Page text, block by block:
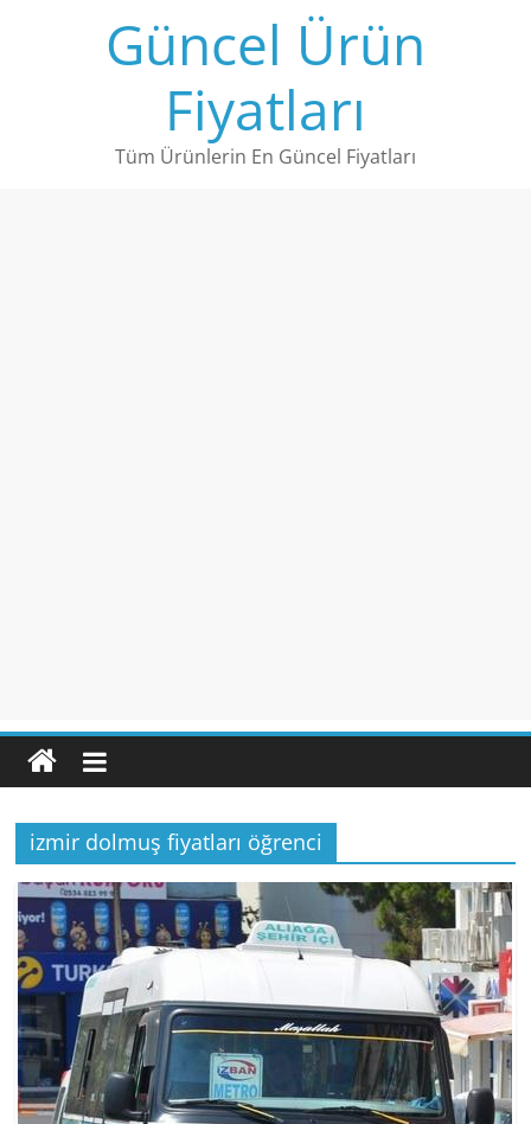
Güncel Ürün
Fiyatları
Tüm Ürünlerin En Güncel Fiyatları
izmir dolmuş fiyatları öğrenci